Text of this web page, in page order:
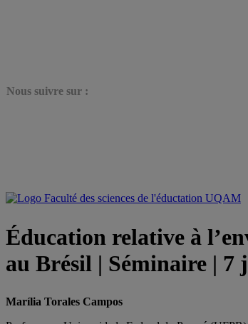
Nous suivre sur :
Éducation relative à
au Brésil | Séminaire | 7
Marília Torales Campos